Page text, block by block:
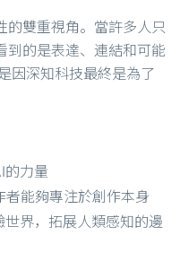
的雙重視角。當許多人只
到的是表達、連結和可能
因深知科技最終是為了
的力量
能夠專注於創作本身
界，拓展人類感知的邊